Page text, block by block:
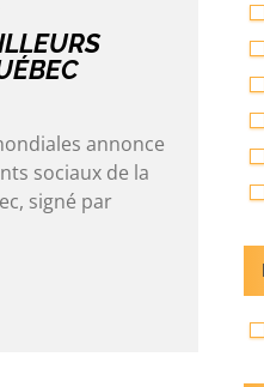
annonce
sociaux de la
signé par